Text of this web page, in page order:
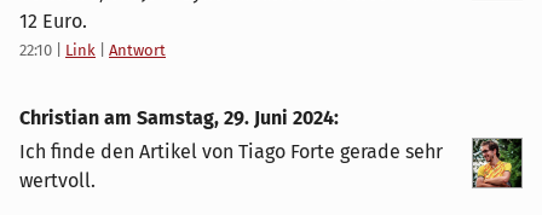
12 Euro.
22:10 Link Antwort
Christian am Samstag, 29. Juni 2024:
Ich finde den Artikel von Tiago Forte gerade sehr
wertvoll.